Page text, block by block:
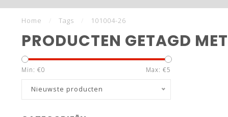
Home Tags 101004-26
PRODUCTEN GETAGD
Min: €0 Max: €5
Nieuwste producten